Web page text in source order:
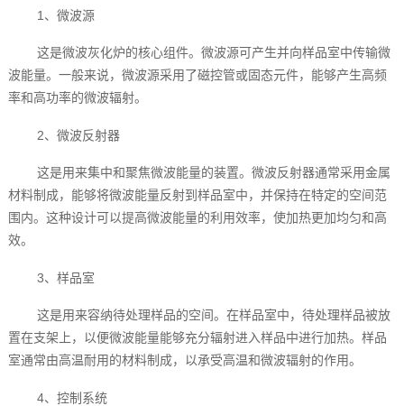
1、微波源
这是微波灰化炉的核心组件。微波源可产生并向样品室中传输微
波能量。一般来说，微波源采用了磁控管或固态元件，能够产生高频
率和高功率的微波辐射。
2、微波反射器
这是用来集中和聚焦微波能量的装置。微波反射器通常采用金属
材料制成，能够将微波能量反射到样品室中，并保持在特定的空间范
围内。这种设计可以提高微波能量的利用效率，使加热更加均匀和高
效。
3、样品室
这是用来容纳待处理样品的空间。在样品室中，待处理样品被放
置在支架上，以便微波能量能够充分辐射进入样品中进行加热。样品
室通常由高温耐用的材料制成，以承受高温和微波辐射的作用。
4、控制系统